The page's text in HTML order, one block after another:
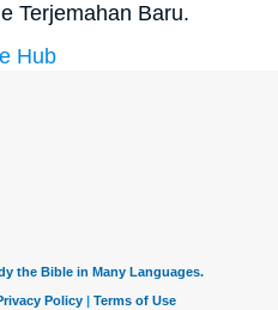
Terjemahan Baru.
Hub